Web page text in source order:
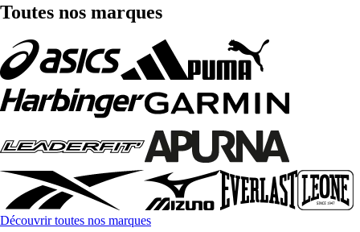
Toutes nos marques
Découvrir toutes nos marques